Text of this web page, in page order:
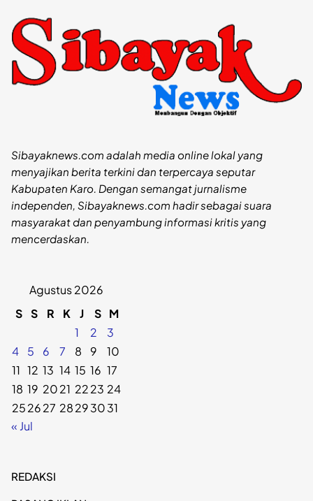
Sibayaknews.com adalah media online lokal yang
menyajikan berita terkini dan terpercaya seputar
Kabupaten Karo. Dengan semangat jurnalisme
independen, Sibayaknews.com hadir sebagai suara
masyarakat dan penyambung informasi kritis yang
mencerdaskan.
Agustus 2026
S S R K J S M
1
2
3
4
5 6 7 8 9
10
11 12 13 14 15 16 17
18 19 2021 2223 24
252627 28293031
« Jul
REDAKSI